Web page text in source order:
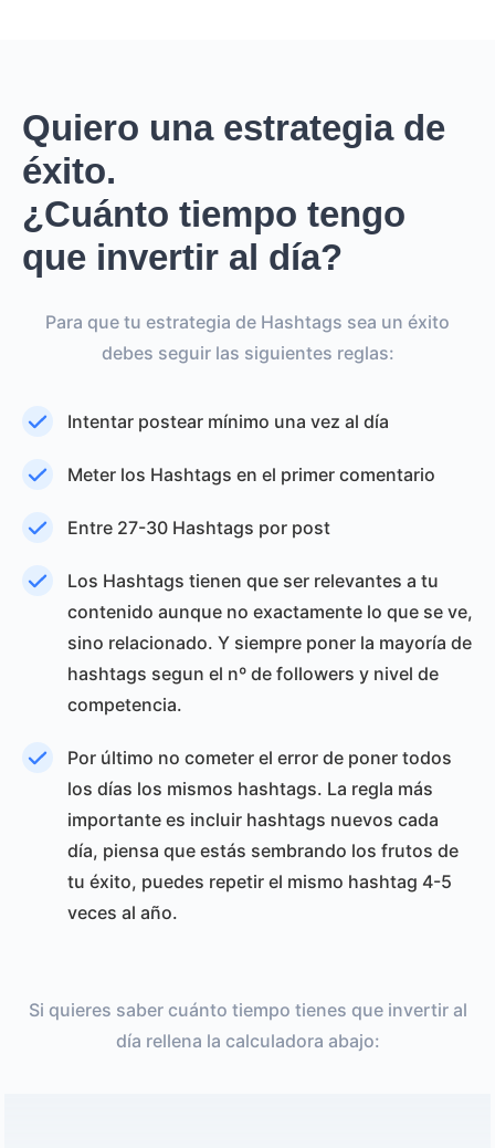
Quiero una estrategia de
éxito.
¿Cuánto tiempo tengo
que invertir al día?
Para que tu estrategia de Hashtags sea un éxito
debes seguir las siguientes reglas:
Intentar postear mínimo una vez al día
Meter los Hashtags en el primer comentario
Entre 27-30 Hashtags por post
Los Hashtags tienen que ser relevantes a tu
contenido aunque no exactamente lo que se ve,
sino relacionado. Y siempre poner la mayoría de
hashtags segun el nº de followers y nivel de
competencia.
Por último no cometer el error de poner todos
los días los mismos hashtags. La regla más
importante es incluir hashtags nuevos cada
día, piensa que estás sembrando los frutos de
tu éxito, puedes repetir el mismo hashtag 4-5
veces al año.
Si quieres saber cuánto tiempo tienes que invertir al
día rellena la calculadora abajo: